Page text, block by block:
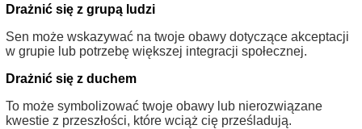
Drażnić się z grupą ludzi
Sen może wskazywać na twoje obawy dotyczące akceptacji
w grupie lub potrzebę większej integracji społecznej.
Drażnić się z duchem
To może symbolizować twoje obawy lub nierozwiązane
kwestie z przeszłości, które wciąż cię prześladują.